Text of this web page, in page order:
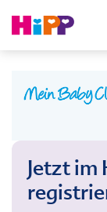
Jetzt im